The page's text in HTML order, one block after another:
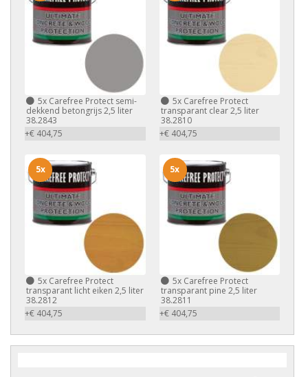
5x Carefree Protect semi-
dekkend betongrijs 2,5 liter
38.2843
+€ 404,75
5xCarefree Protect
transparant clear 2,5 liter
38.2810
+€ 404,75
5x Carefree Protect
transparant licht eiken 2,5 liter
38.2812
+€ 404,75
5x
5xCarefree Protect
transparant pine 2,5 liter
38.2811
+€ 404,75
5x